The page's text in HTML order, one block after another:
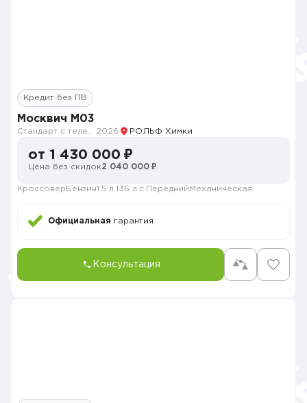
Кредит без ПВ
Москвич M03
2026 РОЛЬФ Химки
от 1 430 000 ₽
Цена без скидок2 040 000 ₽
Кроссовер Бензин1.5 л. 136 л.с. Передний Механическая
Официальная гарантия
Консультация